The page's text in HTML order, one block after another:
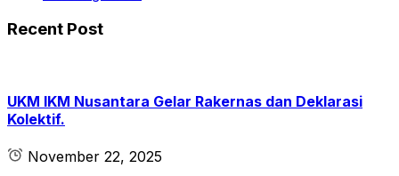
Recent Post
UKM IKM Nusantara Gelar Rakernas dan Deklarasi
Kolektif.
November 22, 2025